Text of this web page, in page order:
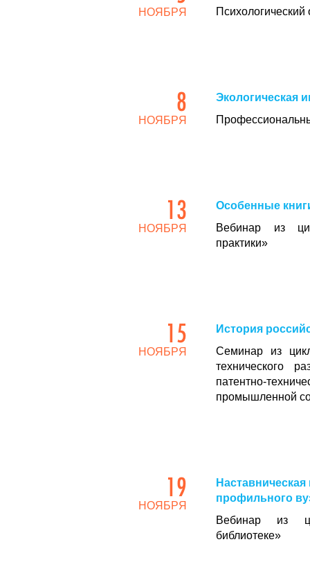
НОЯБРЯ
8
НОЯБРЯ
Экологическая
13
НОЯБРЯ
Особенные
Вебинар из
практики»
15
НОЯБРЯ
История
Семинар из
технического
патентно-
промышленной
19
НОЯБРЯ
профильного
Вебинар из
библиотеке»